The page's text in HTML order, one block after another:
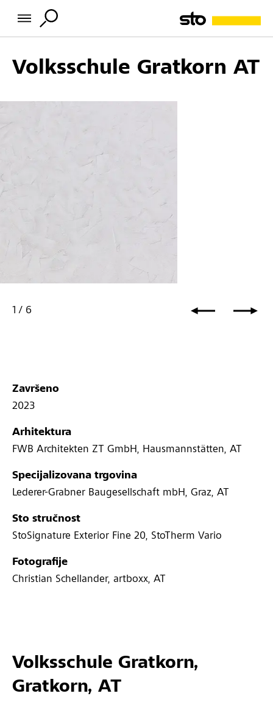
Volksschule Gratkorn AT
1 / 6
Završeno
2023
Arhitektura
FWB Architekten ZT GmbH, Hausmannstätten, AT
Specijalizovana trgovina
Lederer-Grabner Baugesellschaft mbH, Graz, AT
Sto stručnost
StoSignature Exterior Fine 20, StoTherm Vario
Fotografije
Christian Schellander, artboxx, AT
Volksschule Gratkorn,
Gratkorn, AT